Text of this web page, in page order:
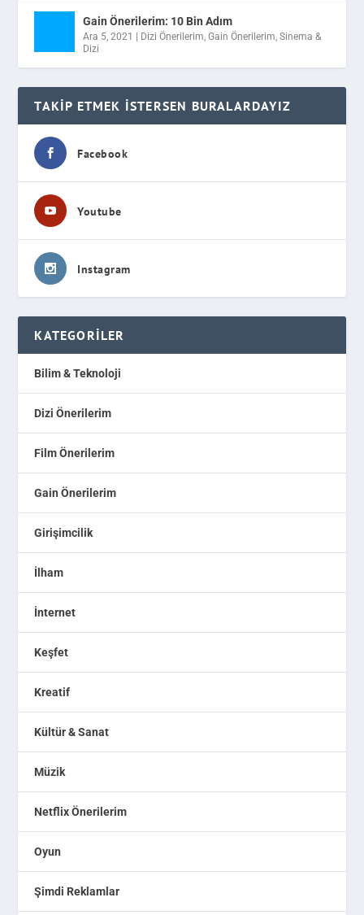
Gain Önerilerim: 10 Bin Adım
Ara 5, 2021 Dizi Önerilerim,Gain Önerilerim,Sinema &
Dizi
TAKIP ETMEK İSTERSEN BURALARDAYIZ
Facebook
Youtube
Instagram
KATEGORILER
Bilim & Teknoloji
Dizi Önerilerim
Film Önerilerim
Gain Önerilerim
Girişimcilik
İlham
İnternet
Keşfet
Kreatif
Kültür & Sanat
Müzik
Netflix Önerilerim
Oyun
Şimdi Reklamlar